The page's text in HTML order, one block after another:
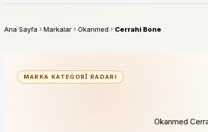
Ana Sayfa Markalar Okanmed Cerrahi Bone
MARKA KATEGORI RADARI
Okanmed